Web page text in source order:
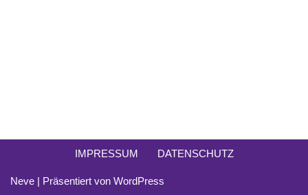
IMPRESSUM DATENSCHUTZ
Neve | Präsentiert von WordPress